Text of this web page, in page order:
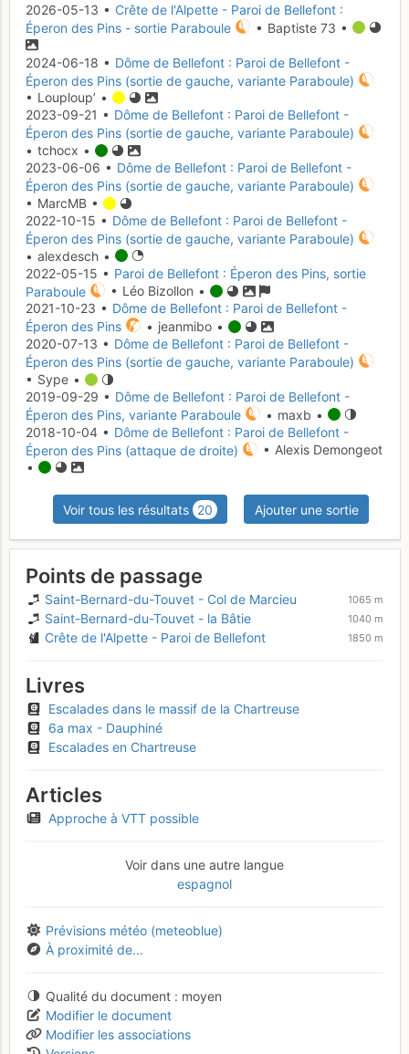
2026-05-13 • Crête de l'Alpette - Paroi de Bellefont :
Éperon des Pins - sortie Paraboule
• Baptiste 73 •
2024-06-18 • Dôme de Bellefont : Paroi de Bellefont -
Éperon des Pins (sortie de gauche, variante Paraboule)
• Louploup’ •
2023-09-21 • Dôme de Bellefont : Paroi de Bellefont -
Éperon des Pins (sortie de gauche, variante Paraboule)
• tchocx •
2023-06-06 • Dôme de Bellefont : Paroi de Bellefont -
Éperon des Pins (sortie de gauche, variante Paraboule)
• MarcMB •
2022-10-15 • Dôme de Bellefont : Paroi de Bellefont -
Éperon des Pins (sortie de gauche, variante Paraboule)
• alexdesch •
2022-05-15 • Paroi de Bellefont : Éperon des Pins, sortie
Paraboule
• Léo Bizollon •
2021-10-23 • Dôme de Bellefont : Paroi de Bellefont -
Éperon des Pins
• jeanmibo •
2020-07-13 • Dôme de Bellefont : Paroi de Bellefont -
Éperon des Pins (sortie de gauche, variante Paraboule)
• Sype •
2019-09-29 • Dôme de Bellefont : Paroi de Bellefont -
Éperon des Pins, variante Paraboule
• maxb •
2018-10-04 • Dôme de Bellefont : Paroi de Bellefont -
Éperon des Pins (attaque de droite)
• Alexis Demongeot
•
Voir tous les résultats 20 Ajouter une sortie
Points de passage
Saint-Bernard-du-Touvet - Col de Marcieu 1065 m
Saint-Bernard-du-Touvet - la Bâtie 1040 m
Crête de l'Alpette - Paroi de Bellefont 1850 m
Livres
Escalades dans le massif de la Chartreuse
6a max - Dauphiné
Escalades en Chartreuse
Articles
Approche à VTT possible
Voir dans une autre langue
espagnol
Prévisions météo (meteoblue)
À proximité de...
Qualité du document
moyen
Modifier le document
Modifier les associations